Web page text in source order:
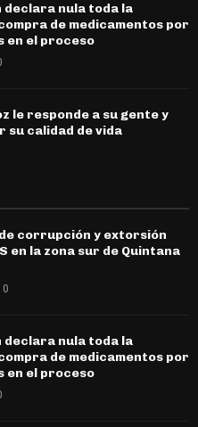
nula toda la
de medicamentos por
en el proceso
le responde a su gente y
su calidad de vida
corrupción y extorsión
en la zona sur de Quintana
0
nula toda la
de medicamentos por
en el proceso